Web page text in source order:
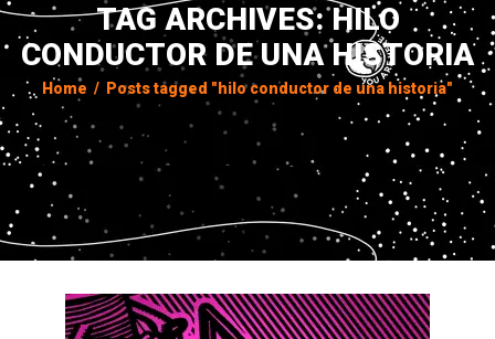
TAG ARCHIVES: HILO
CONDUCTOR DE UNA HISTORIA
Home / Posts tagged "hilo conductor de una historia"